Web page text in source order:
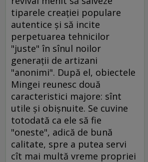
tiparele creaţiei populare
autentice şi să incite
perpetuarea tehnicilor
"juste" în sînul noilor
generaţii de artizani
"anonimi". După el, obiectele
Mingei reunesc două
caracteristici majore: sînt
utile şi obişnuite. Se cuvine
totodată ca ele să fie
"oneste", adică de bună
calitate, spre a putea servi
cît mai multă vreme propriei